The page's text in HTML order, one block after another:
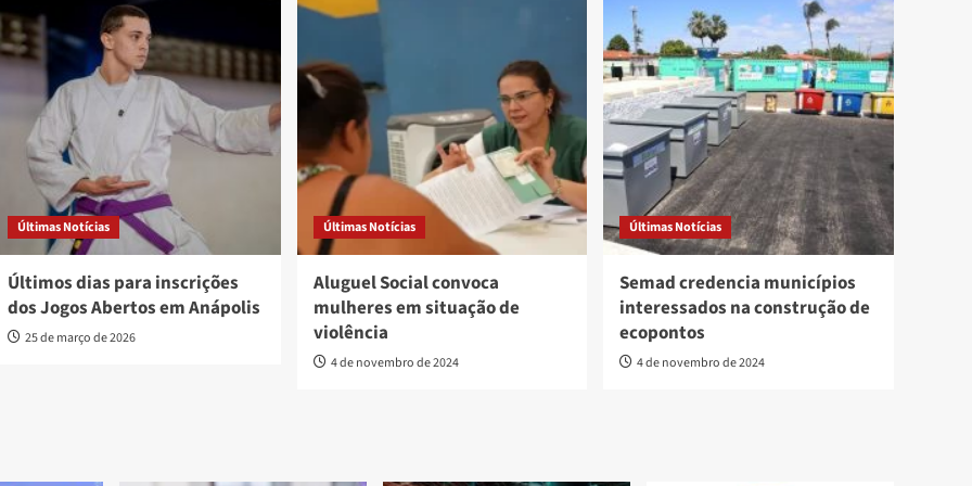
Últimas Notícias
Últimos dias para inscrições
dos Jogos Abertos em Anápolis
25 de março de 2026
Últimas Notícias
Aluguel Social convoca
mulheres em situação de
violência
4 de novembro de 2024
Últimas Notícias
Semad credencia municípios
interessados na construção de
ecopontos
4 de novembro de 2024